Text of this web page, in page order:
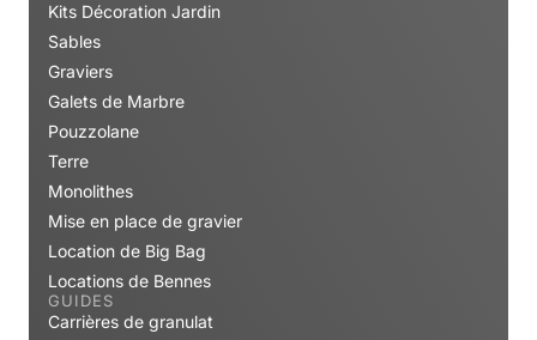
Kits Décoration Jardin
Sables
Graviers
Galets de Marbre
Pouzzolane
Terre
Monolithes
Mise en place de gravier
Location de Big Bag
Locations de Bennes
GUIDES
Carrières de granulat